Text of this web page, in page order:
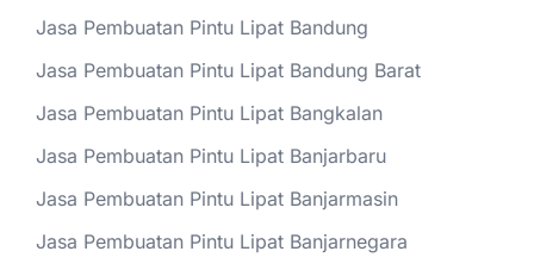
Jasa Pembuatan Pintu Lipat Bandung
Jasa Pembuatan Pintu Lipat Bandung Barat
Jasa Pembuatan Pintu Lipat Bangkalan
Jasa Pembuatan Pintu Lipat Banjarbaru
Jasa Pembuatan Pintu Lipat Banjarmasin
Jasa Pembuatan Pintu Lipat Banjarnegara